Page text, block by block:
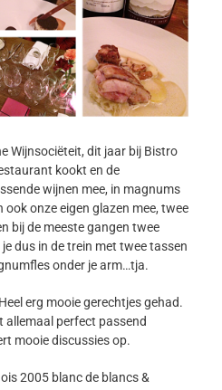
Wijnsociëteit, dit jaar bij Bistro
kookt en de
wijnen mee, in magnums
onze eigen glazen mee, twee
bij de meeste gangen twee
dus in de trein met twee tassen
onder je arm…tja.
erg mooie gerechtjes gehad.
allemaal perfect passend
mooie discussies op.
2005 blanc de blancs &